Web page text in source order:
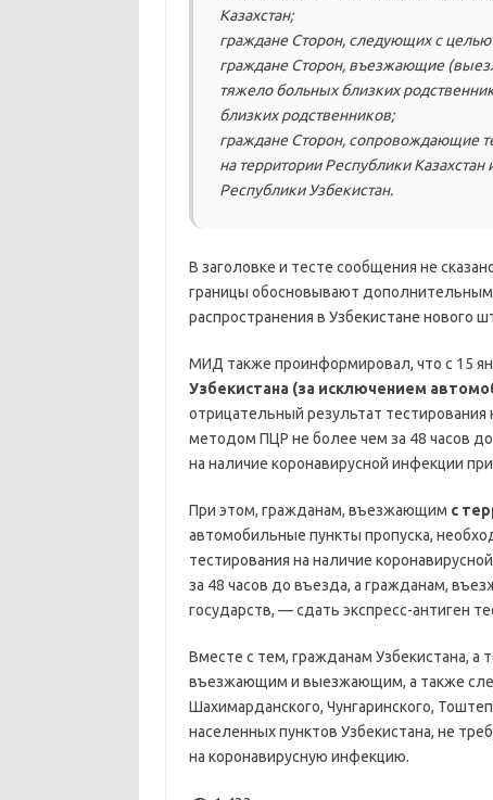
Казахстан;
граждане Сторон, следующих с
граждане Сторон, въезжающие
тяжело больных близких
близких родственников;
граждане Сторон, сопровождающие
на территории Республики
Республики Узбекистан.
В заголовке и тесте сообщения не
границы обосновывают
распространения в Узбекистане нового
МИД также проинформировал, что с 15
Узбекистана (за исключением
отрицательный результат
методом ПЦР не более чем за 48 часов
на наличие коронавирусной инфекции
При этом, гражданам, въезжающим с
автомобильные пункты пропуска,
тестирования на наличие
за 48 часов до въезда, а гражданам,
государств, — сдать экспресс-антиген
Вместе с тем, гражданам Узбекистана, а
въезжающим и выезжающим, а также
Шахимарданского, Чунгаринского,
населенных пунктов Узбекистана, не
на коронавирусную инфекцию.